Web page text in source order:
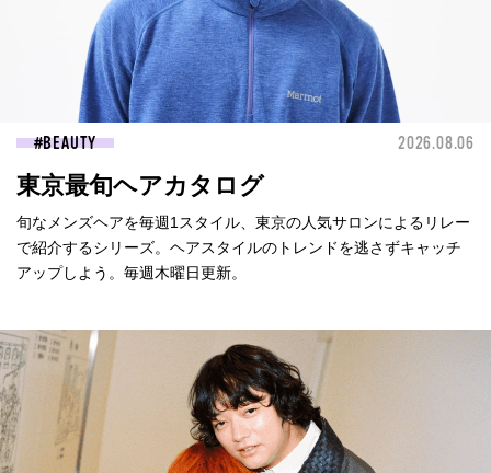
BEAUTY 2026.08.06
東京最旬ヘアカタログ
旬なメンズヘアを毎週1スタイル、東京の人気サロンによるリレー
で紹介するシリーズ。ヘアスタイルのトレンドを逃さずキャッチ
アップしよう。毎週木曜日更新。